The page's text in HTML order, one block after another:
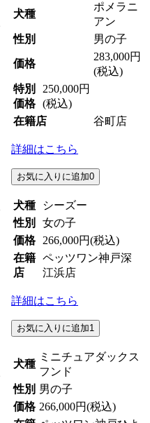
犬種
ポメラニ
アン
性別
男の子
価格
283,000円
(税込)
特別
価格
250,000円
(税込)
在籍店
谷町店
詳細はこちら
お気に入りに追加0
犬種
シーズー
性別
女の子
価格
266,000円(税込)
在籍
店
ペッツワン神戸深
江浜店
詳細はこちら
お気に入りに追加1
犬種
ミニチュアダックス
フンド
性別 男の子
価格 266,000円(税込)